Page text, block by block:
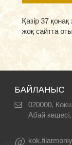
Қазір 37
жоқ сайтта
БАЙЛАНЫС
020000,
Абай
@